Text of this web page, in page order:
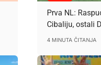
Prva NL:
Cibaliju, ostali
4 MINUTA ČITANJA